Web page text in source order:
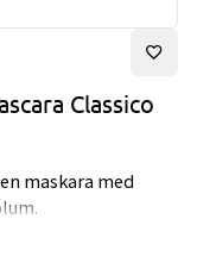
Classico
maskara med